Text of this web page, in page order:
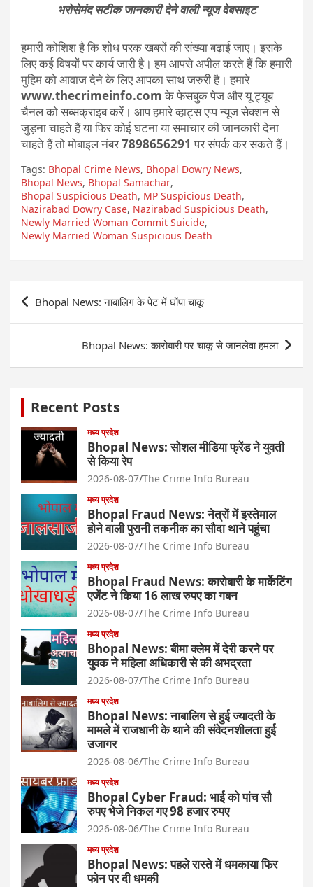
भरोसेमंद सटीक जानकारी देने वाली न्यूज वेबसाइट
हमारी कोशिश है कि शोध परक खबरों की संख्या बढ़ाई जाए। इसके
लिए कई विषयों पर कार्य जारी है। हम आपसे अपील करते हैं कि हमारी
मुहिम को आवाज देने के लिए आपका साथ जरुरी है। हमारे
www.thecrimeinfo.comके फेसबुक पेज और यू ट्यूब
चैनल को सब्सक्राइब करें। आप हमारे व्हाट्स एप्प न्यूज सेक्शन से
जुड़ना चाहते हैं या फिर कोई घटना या समाचार की जानकारी देना
चाहते हैं तो मोबाइल नंबर7898656291 पर संपर्क कर सकते हैं।
Tags: Bhopal Crime News, Bhopal Dowry News,
Bhopal News, Bhopal Samachar,
Bhopal Suspicious Death, MP Suspicious Death,
Nazirabad Dowry Case, Nazirabad Suspicious Death,
Newly Married Woman Commit Suicide,
Newly Married Woman Suspicious Death
Post
navigation
Bhopal News: नाबालिग के पेट में घोंपा चाकू
Bhopal News: कारोबारी पर चाकू से जानलेवा हमला
Recent Posts
मध्य प्रदेश
Bhopal News: सोशल मीडिया फ्रेंड ने युवती
से किया रेप
2026-08-07 The Crime Info Bureau
मध्य प्रदेश
Bhopal Fraud News: नेत्रों में इस्तेमाल
होने वाली पुरानी तकनीक का सौदा थाने पहुंचा
2026-08-07 The Crime Info Bureau
मध्य प्रदेश
Bhopal Fraud News: कारोबारी के मार्केटिंग
एजेंट ने किया 16 लाख रुपए का गबन
2026-08-07 The Crime Info Bureau
मध्य प्रदेश
Bhopal News: बीमा क्लेम में देरी करने पर
युवक ने महिला अधिकारी से की अभद्रता
2026-08-07 The Crime Info Bureau
मध्य प्रदेश
Bhopal News: नाबालिग से हुई ज्यादती के
मामले में राजधानी के थाने की संवेदनशीलता हुई
उजागर
2026-08-06 The Crime Info Bureau
मध्य प्रदेश
Bhopal Cyber Fraud: भाई को पांच सौ
रुपए भेजे निकल गए 98 हजार रुपए
2026-08-06 The Crime Info Bureau
मध्य प्रदेश
Bhopal News: पहले रास्ते में धमकाया फिर
फोन पर दी धमकी